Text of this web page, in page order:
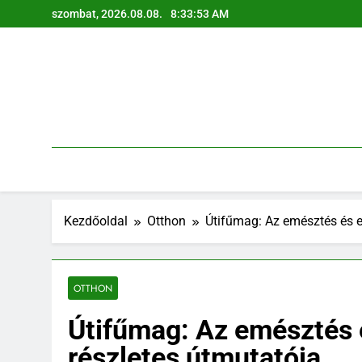
a
szombat, 2026.08.08. 8:33:54 AM
Kezdőoldal Otthon Útifűmag: Az emésztés és
OTTHON
Útifűmag: Az